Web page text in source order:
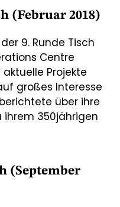
(Februar 2018)
9. Runde Tisch
Centre
aktuelle Projekte
großes Interesse
über ihre
350jährigen
(September